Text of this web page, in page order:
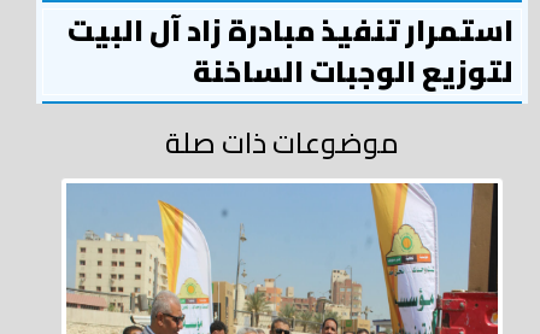
استمرار تنفيذ مبادرة زاد آل البيت
لتوزيع الوجبات الساخنة
موضوعات ذات صلة